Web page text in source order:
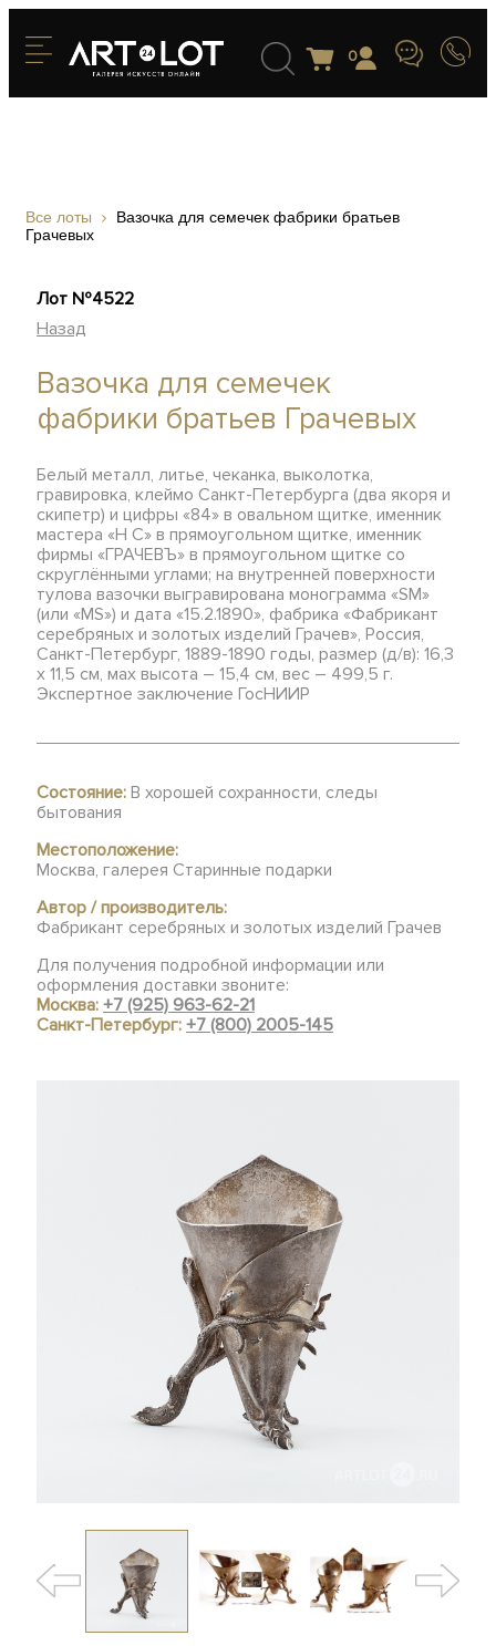
0
Все лоты
Вазочка для семечек фабрики братьев
Грачевых
Лот №4522
Назад
Вазочка для семечек
фабрики братьев Грачевых
Белый металл, литье, чеканка, выколотка,
гравировка, клеймо Санкт-Петербурга (два якоря и
скипетр) и цифры «84» в овальном щитке, именник
мастера «Н С» в прямоугольном щитке, именник
фирмы «ГРАЧЕВЪ» в прямоугольном щитке со
скруглёнными углами; на внутренней поверхности
тулова вазочки выгравирована монограмма «SM»
(или «MS») и дата «15.2.1890», фабрика «Фабрикант
серебряных и золотых изделий Грачев», Россия,
Санкт-Петербург, 1889-1890 годы, размер (д/в): 16,3
х 11,5 см, мах высота – 15,4 см, вес – 499,5 г.
Экспертное заключение ГосНИИР
Состояние: В хорошей сохранности, следы
бытования
Местоположение:
Москва, галерея Старинные подарки
Автор / производитель:
Фабрикант серебряных и золотых изделий Грачев
Для получения подробной информации или
оформления доставки звоните:
Москва:+7 (925) 963-62-21
Санкт-Петербург:+7 (800) 2005-145